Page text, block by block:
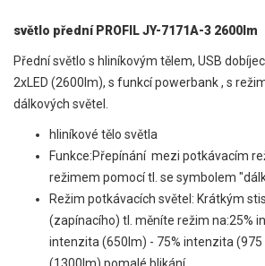
světlo přední PROFIL JY-7171A-3 2600lm
Přední světlo s hliníkovým tělem, USB
2xLED (2600lm), s funkcí powerbank , s
dálkových světel.
hliníkové tělo světla
Funkce:Přepínání mezi potkávacím
režimem pomocí tl. se symbolem
Režim potkávacích světel: Krátkým
(zapínacího) tl. měníte režim na:25%
intenzita (650lm) - 75% intenzita